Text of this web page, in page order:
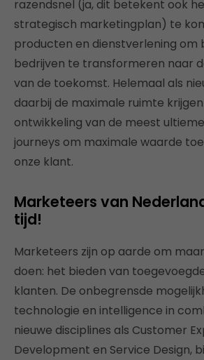
razendsnel (ja, dit betekent ook
strategisch marketingplan) te
producten en dienstverlening om
bedrijven te transformeren naar
van de toekomst. Helemaal als
daarbij de maximale ruimte
ontwikkeling van de meest
journeys om maximale waarde
onze klant.
Marketeers van
tijd!
Marketeers zijn op aarde om
doen: het bieden van
klanten. De onbegrensde
technologie en intelligence in
nieuwe disciplines als Customer
Development en Service Design,